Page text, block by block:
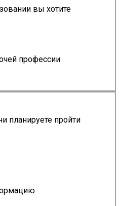
вы хотите
профессии
планируете пройти